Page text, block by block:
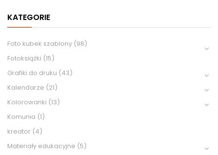
KATEGORIE
Foto kubek szablony (98)
Fotoksiążki (15)
Grafiki do druku (43)
Kalendarze (21)
Kolorowanki (13)
Komunia (1)
kreator (4)
Materiały edukacyjne (5)